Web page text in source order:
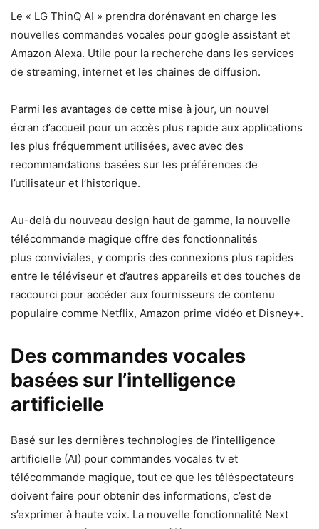
Le « LG ThinQ AI » prendra dorénavant en charge les
nouvelles commandes vocales pour google assistant et
Amazon Alexa. Utile pour la recherche dans les services
de streaming, internet et les chaines de diffusion.
Parmi les avantages de cette mise à jour, un nouvel
écran d’accueil pour un accès plus rapide aux applications
les plus fréquemment utilisées, avec avec des
recommandations basées sur les préférences de
l’utilisateur et l’historique.
Au-delà du nouveau design haut de gamme, la nouvelle
télécommande magique offre des fonctionnalités
plus conviviales, y compris des connexions plus rapides
entre le téléviseur et d’autres appareils et des touches de
raccourci pour accéder aux fournisseurs de contenu
populaire comme Netflix, Amazon prime vidéo et Disney+.
Des commandes vocales
basées sur l’intelligence
artificielle
Basé sur les dernières technologies de l’intelligence
artificielle (AI) pour commandes vocales tv et
télécommande magique, tout ce que les téléspectateurs
doivent faire pour obtenir des informations, c’est de
s’exprimer à haute voix. La nouvelle fonctionnalité Next